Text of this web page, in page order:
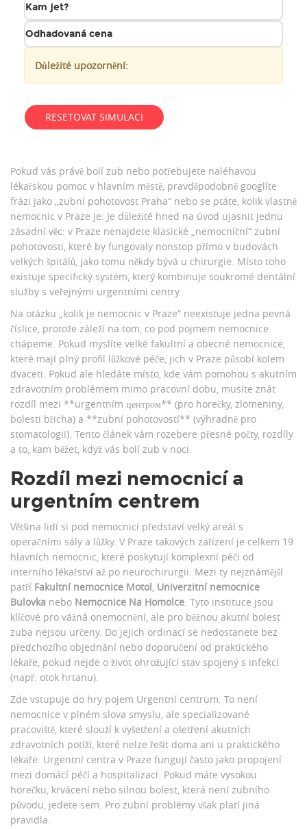
Kam jet?
Odhadovaná cena
Důležité upozornění:
RESETOVAT SIMULACI
Pokud vás právě bolí zub nebo potřebujete naléhavou
lékařskou pomoc v hlavním městě, pravděpodobně googlíte
frázi jako „zubní pohotovost Praha“ nebo se ptáte, kolik vlastně
nemocnic v Praze je. Je důležité hned na úvod ujasnit jednu
zásadní věc: v Praze nenajdete klasické „nemocniční“ zubní
pohotovosti, které by fungovaly nonstop přímo v budovách
velkých špitálů, jako tomu někdy bývá u chirurgie. Místo toho
existuje specifický systém, který kombinuje soukromé dentální
služby s veřejnými urgentními centry.
Na otázku „kolik je nemocnic v Praze“ neexistuje jedna pevná
číslice, protože záleží na tom, co pod pojmem nemocnice
chápeme. Pokud myslíte velké fakultní a obecné nemocnice,
které mají plný profil lůžkové péče, jich v Praze působí kolem
dvaceti. Pokud ale hledáte místo, kde vám pomohou s akutním
zdravotním problémem mimo pracovní dobu, musíte znát
rozdíl mezi **urgentním центром** (pro horečky, zlomeniny,
bolesti břicha) a **zubní pohotovostí** (výhradně pro
stomatologii). Tento článek vám rozebere přesné počty, rozdíly
a to, kam běžet, když vás bolí zub v noci.
Rozdíl mezi nemocnicí a
urgentním centrem
Většina lidí si pod nemocnicí představí velký areál s
operačními sály a lůžky. V Praze takových zařízení je celkem 19
hlavních nemocnic, které poskytují komplexní péči od
interního lékařství až po neurochirurgii. Mezi ty nejznámější
patří Fakultní nemocnice Motol, Univerzitní nemocnice
Bulovka nebo Nemocnice Na Homolce. Tyto instituce jsou
klíčové pro vážná onemocnění, ale pro běžnou akutní bolest
zuba nejsou určeny. Do jejich ordinací se nedostanete bez
předchozího objednání nebo doporučení od praktického
lékaře, pokud nejde o život ohrožující stav spojený s infekcí
(např. otok hrtanu).
Zde vstupuje do hry pojem Urgentní centrum. To není
nemocnice v plném slova smyslu, ale specializované
pracoviště, které slouží k vyšetření a ošetření akutních
zdravotních potíží, které nelze řešit doma ani u praktického
lékaře. Urgentní centra v Praze fungují často jako propojení
mezi domácí péčí a hospitalizací. Pokud máte vysokou
horečku, krvácení nebo silnou bolest, která není zubního
původu, jedete sem. Pro zubní problémy však platí jiná
pravidla.